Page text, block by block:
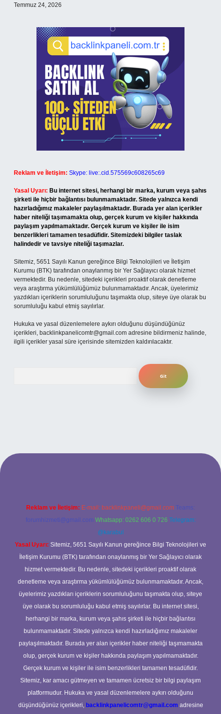
Temmuz 24, 2026
Reklam ve İletişim: Skype: live:.cid.575569c608265c69
Yasal Uyarı: Bu internet sitesi, herhangi bir marka, kurum veya şahıs
şirketi ile hiçbir bağlantısı bulunmamaktadır. Sitede yalnızca kendi
hazırladığımız makaleler paylaşılmaktadır. Burada yer alan içerikler
haber niteliği taşımamakta olup, gerçek kurum ve kişiler hakkında
paylaşım yapılmamaktadır. Gerçek kurum ve kişiler ile isim
benzerlikleri tamamen tesadüfidir. Sitemizdeki bilgiler taslak
halindedir ve tavsiye niteliği taşımazlar.
Sitemiz, 5651 Sayılı Kanun gereğince Bilgi Teknolojileri ve İletişim
Kurumu (BTK) tarafından onaylanmış bir Yer Sağlayıcı olarak hizmet
vermektedir. Bu nedenle, sitedeki içerikleri proaktif olarak denetleme
veya araştırma yükümlülüğümüz bulunmamaktadır. Ancak, üyelerimiz
yazdıkları içeriklerin sorumluluğunu taşımakta olup, siteye üye olarak bu
sorumluluğu kabul etmiş sayılırlar.
Hukuka ve yasal düzenlemelere aykırı olduğunu düşündüğünüz
içerikleri, backlinkpanelicomtr@gmail.com adresine bildirmeniz halinde,
ilgili içerikler yasal süre içerisinde sitemizden kaldırılacaktır.
yeni giriş adresi
Reklam ve İletişim: E-mail: backlinkpaneli@gmail.com Teams:
forumhizmeti@gmail.com Whatsapp: 0262 606 0 726 Telegram:
@karabul
Yasal Uyarı: Sitemiz, 5651 Sayılı Kanun gereğince Bilgi Teknolojileri ve
İletişim Kurumu (BTK) tarafından onaylanmış bir Yer Sağlayıcı olarak
hizmet vermektedir. Bu nedenle, sitedeki içerikleri proaktif olarak
denetleme veya araştırma yükümlülüğümüz bulunmamaktadır. Ancak,
üyelerimiz yazdıkları içeriklerin sorumluluğunu taşımakta olup, siteye
üye olarak bu sorumluluğu kabul etmiş sayılırlar. Bu internet sitesi,
herhangi bir marka, kurum veya şahıs şirketi ile hiçbir bağlantısı
bulunmamaktadır. Sitede yalnızca kendi hazırladığımız makaleler
paylaşılmaktadır. Burada yer alan içerikler haber niteliği taşımamakta
olup, gerçek kurum ve kişiler hakkında paylaşım yapılmamaktadır.
Gerçek kurum ve kişiler ile isim benzerlikleri tamamen tesadüfidir.
Sitemiz, kar amacı gütmeyen ve tamamen ücretsiz bir bilgi paylaşım
platformudur. Hukuka ve yasal düzenlemelere aykırı olduğunu
düşündüğünüz içerikleri, backlinkpanelicomtr@gmail.com adresine